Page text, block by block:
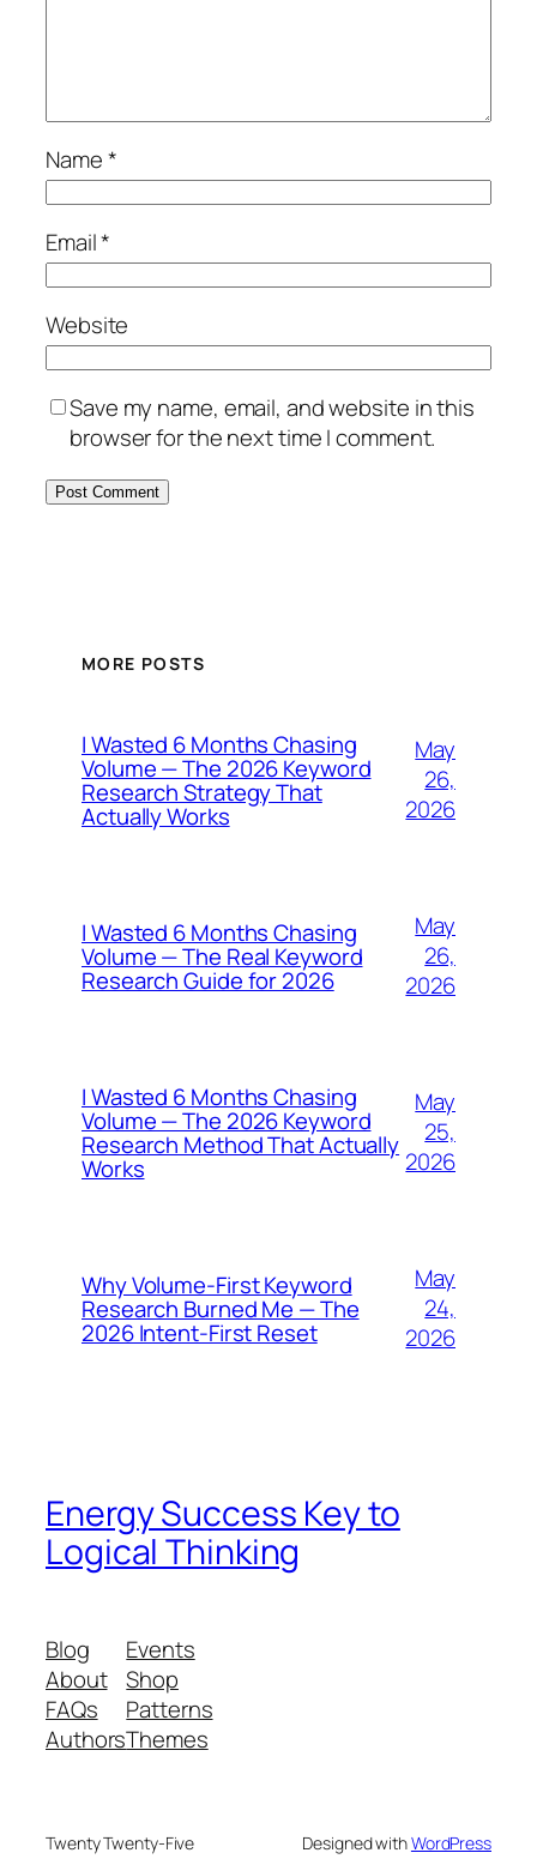
Name*
Email*
Website
Save my name, email, and website in this
browser for the next time I comment.
MORE POSTS
I Wasted 6 Months Chasing
Volume — The 2026 Keyword
Research Strategy That
Actually Works
May
26,
2026
I Wasted 6 Months Chasing
Volume — The Real Keyword
Research Guide for 2026
May
26,
2026
I Wasted 6 Months Chasing
Volume — The 2026 Keyword
Research Method That Actually
Works
May
25,
2026
Why Volume-First Keyword
Research Burned Me — The
2026 Intent-First Reset
May
24,
2026
Energy Success Key to
Logical Thinking
Blog
About
FAQs
Authors
Events
Shop
Patterns
Themes
Twenty Twenty-Five Designed withWordPress